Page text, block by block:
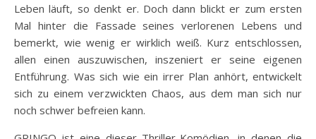
Leben läuft, so denkt er. Doch dann blickt er zum ersten
Mal hinter die Fassade seines verlorenen Lebens und
bemerkt, wie wenig er wirklich weiß. Kurz entschlossen,
allen einen auszuwischen, inszeniert er seine eigenen
Entführung. Was sich wie ein irrer Plan anhört, entwickelt
sich zu einem verzwickten Chaos, aus dem man sich nur
noch schwer befreien kann.